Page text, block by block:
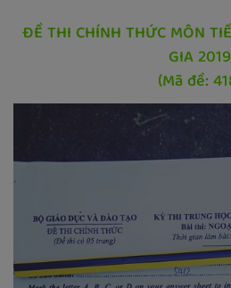
ĐỀ THI CHÍNH THỨC MÔN
GIA 2019
(Mã đề: